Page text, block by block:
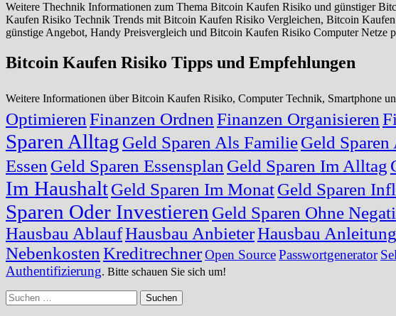
Weitere Thechnik Informationen zum Thema Bitcoin Kaufen Risiko und günstiger
Kaufen Risiko Technik Trends mit Bitcoin Kaufen Risiko Vergleichen, Bitcoin
günstige Angebot, Handy Preisvergleich und Bitcoin Kaufen Risiko Computer
Bitcoin Kaufen Risiko Tipps und Empfehlungen
Weitere Informationen über Bitcoin Kaufen Risiko, Computer Technik, Smartphone
Optimieren Finanzen Ordnen Finanzen Organisieren
Sparen Alltag Geld Sparen Als FamilieGeld Sparen
Essen Geld Sparen Essensplan Geld Sparen Im Alltag
Im HaushaltGeld Sparen Im MonatGeld Sparen
Sparen Oder Investieren Geld Sparen Ohne
Hausbau AblaufHausbau AnbieterHausbau Anleitung
Nebenkosten KreditrechnerOpen SourcePasswortgenerator
Authentifizierung. Bitte schauen Sie sich um!
Suchen
nach: